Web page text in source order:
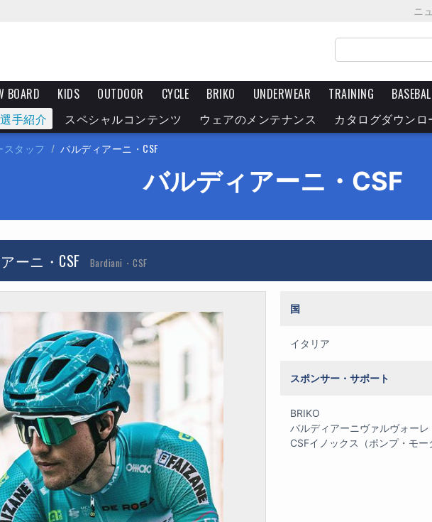
ニ
BOARD KIDS OUTDOOR CYCLE BRIKO UNDERWEAR TRAINING
手紹介 スペシャルコンテンツ ウェアのメンテナンス カタログダウンロ
タッフ / バルディアーニ・CSF
バルディアーニ・CSF
ーニ・CSF Bardiani・CSF
国
イタリア
スポンサー・サポート
BRIKO
バルディアーニヴァルヴォーレ
CSFイノックス（ポンプ・モー